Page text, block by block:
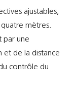
ajustables,
mètres.
par une
et de la distance
contrôle du